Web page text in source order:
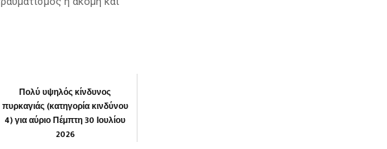
Πολύ υψηλός κίνδυνος
πυρκαγιάς (κατηγορία κινδύνου
4) για αύριο Πέμπτη 30 Ιουλίου
2026